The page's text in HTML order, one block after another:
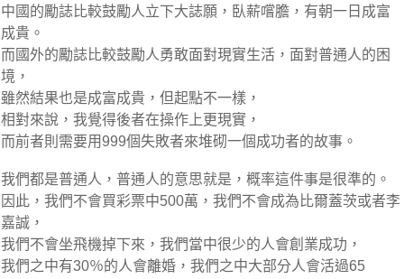
中國的勵誌比較鼓勵人立下大誌願，臥薪嚐膽，有朝一日成富
成貴。
而國外的勵誌比較鼓勵人勇敢面對現實生活，面對普通人的困
境，
雖然結果也是成富成貴，但起點不一樣，
相對來說，我覺得後者在操作上更現實，
而前者則需要用999個失敗者來堆砌一個成功者的故事。
我們都是普通人，普通人的意思就是，概率這件事是很準的。
因此，我們不會買彩票中500萬，我們不會成為比爾蓋茨或者李
嘉誠，
我們不會坐飛機掉下來，我們當中很少的人會創業成功，
我們之中有30％的人會離婚，我們之中大部分人會活過65